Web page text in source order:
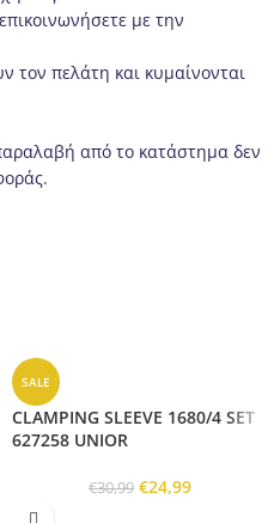
με την
τον πελάτη και κυμαίνονται
από το κατάστημα δεν
SALE
CLAMPING SLEEVE 1680/4 SET
627258 UNIOR
€30,99 €24,99